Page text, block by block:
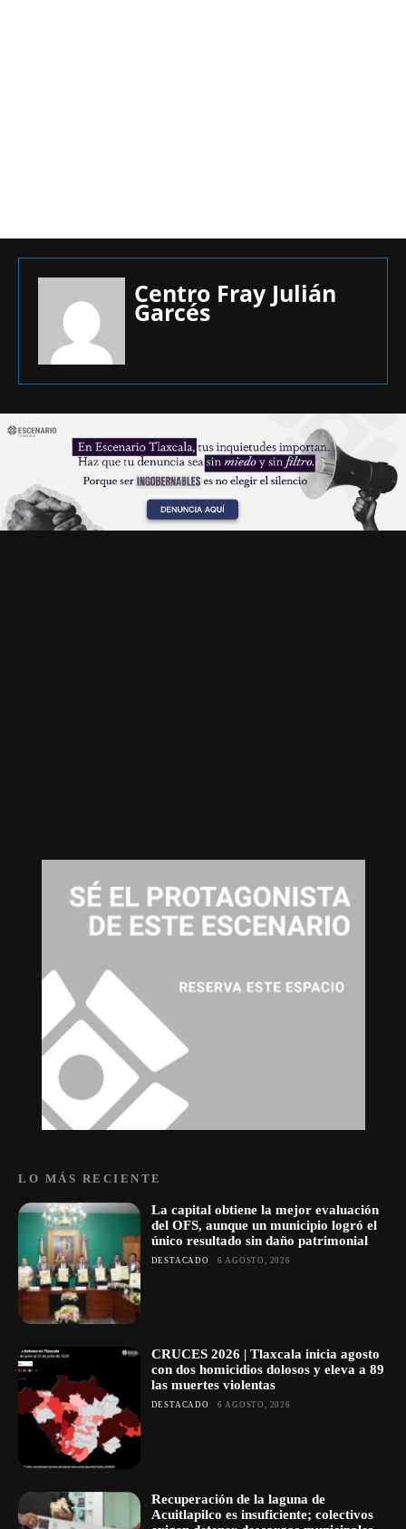
Centro Fray Julián
Garcés
LO MÁS RECIENTE
La capital obtiene la mejor evaluación
del OFS, aunque un municipio logró el
único resultado sin daño patrimonial
DESTACADO 6 AGOSTO, 2026
CRUCES 2026 | Tlaxcala inicia agosto
con dos homicidios dolosos y eleva a 89
las muertes violentas
DESTACADO 6 AGOSTO, 2026
Recuperación de la laguna de
Acuitlapilco es insuficiente; colectivos